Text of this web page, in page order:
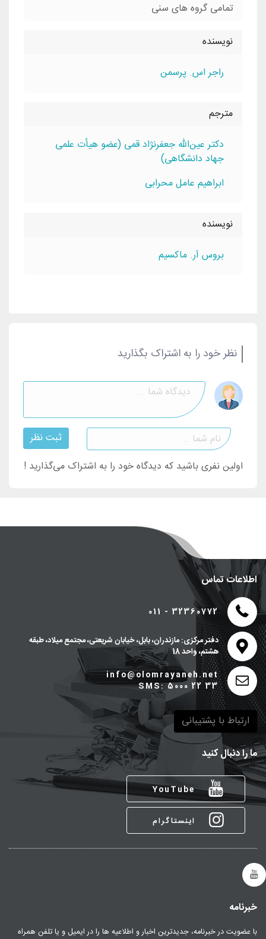
تمامی گروه های سنی
نویسنده
راجر اس. پرسمن
مترجم
دکتر عین‌الله جعفرنژاد قمی (عضو هیأت علمی
جهاد دانشگاهی)
ابراهيم عامل محرابی
نویسنده
بروس آر. ماکسيم
نظر خود را به اشتراک بگذارید
ثبت نظر
اولین نفری باشید که دیدگاه خود را به اشتراک می‌گذارید !
اطلاعات تماس
011 - 32360772
دفتر مرکزی: مازندران، بابل، خیابان شریعتی، مجتمع میلاد، طبقه
هشتم، واحد 18
info@olomrayaneh.net
SMS: 5000 22 33
ارتباط با پشتیبانی
ما را دنبال کنید
YouTube
اینستاگرام
خبرنامه
با عضویت در خبرنامه، جدیدترین اخبار و اطلاعیه ها را در ایمیل و یا تلفن همراه